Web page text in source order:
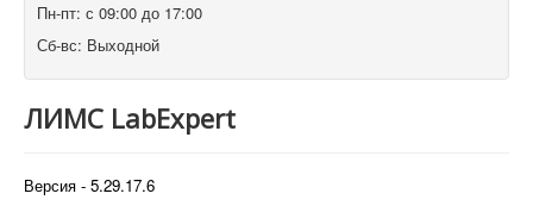
Пн-пт: с 09:00 до 17:00
Сб-вс: Выходной
ЛИМС LabExpert
Версия - 5.29.17.6